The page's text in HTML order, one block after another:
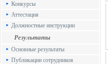
Конкурсы
Аттестация
Должностные инструкции
Результаты
Основные результаты
Публикации сотрудников